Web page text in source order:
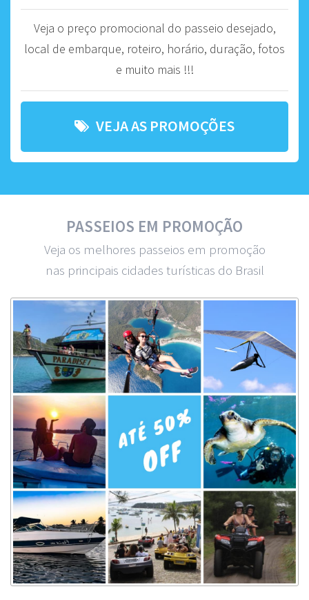
Veja o preço promocional do passeio desejado,
local de embarque, roteiro, horário, duração, fotos
e muito mais !!!
VEJA AS PROMOÇÕES
PASSEIOS EM PROMOÇÃO
Veja os melhores passeios em promoção
nas principais cidades turísticas do Brasil